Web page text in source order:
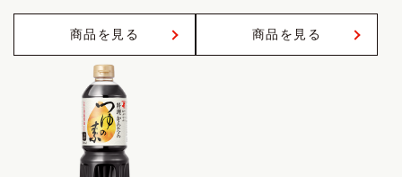
商品を見る 商品を見る